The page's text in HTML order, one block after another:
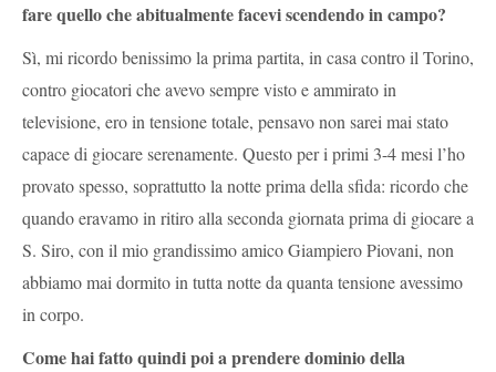
fare quello che abitualmente facevi scendendo in campo?
Sì, mi ricordo benissimo la prima partita, in casa contro il Torino,
contro giocatori che avevo sempre visto e ammirato in
televisione, ero in tensione totale, pensavo non sarei mai stato
capace di giocare serenamente. Questo per i primi 3-4 mesi l’ho
provato spesso, soprattutto la notte prima della sfida: ricordo che
quando eravamo in ritiro alla seconda giornata prima di giocare a
S. Siro, con il mio grandissimo amico Giampiero Piovani, non
abbiamo mai dormito in tutta notte da quanta tensione avessimo
in corpo.
Come hai fatto quindi poi a prendere dominio della